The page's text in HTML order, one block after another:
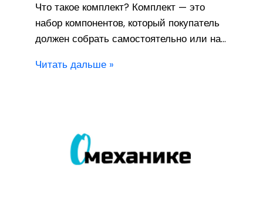
Что такое комплект? Комплект — это
набор компонентов, который покупатель
должен собрать самостоятельно или на…
Читать дальше »